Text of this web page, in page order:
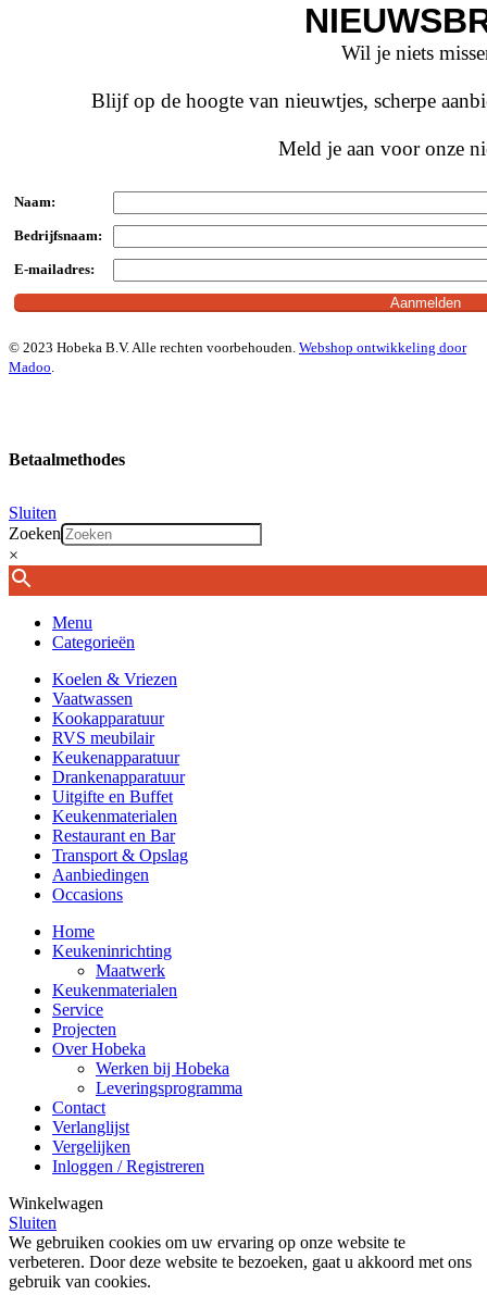
Wil je niets
Blijf op de hoogte van nieuwtjes, scherpe
Meld je aan voor onze
Naam:
Bedrijfsnaam:
E-mailadres:
© 2023 Hobeka B.V. Alle rechten voorbehouden. Webshop ontwikkeling door
Madoo.
Betaalmethodes
Sluiten
Zoeken
×
Menu
Categorieën
Koelen & Vriezen
Vaatwassen
Kookapparatuur
RVS meubilair
Keukenapparatuur
Drankenapparatuur
Uitgifte en Buffet
Keukenmaterialen
Restaurant en Bar
Transport & Opslag
Aanbiedingen
Occasions
Home
Keukeninrichting
Maatwerk
Keukenmaterialen
Service
Projecten
Over Hobeka
Werken bij Hobeka
Leveringsprogramma
Contact
Verlanglijst
Vergelijken
Inloggen / Registreren
Winkelwagen
Sluiten
We gebruiken cookies om uw ervaring op onze website te
verbeteren. Door deze website te bezoeken, gaat u akkoord met ons
gebruik van cookies.